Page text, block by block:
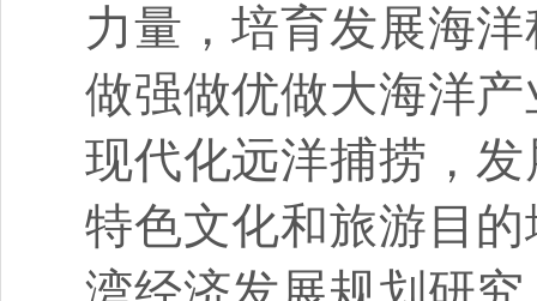
力量，培育发展海
做强做优做大海洋
现代化远洋捕捞，
特色文化和旅游目